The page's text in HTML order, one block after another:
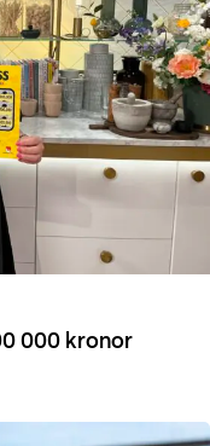
000 kronor